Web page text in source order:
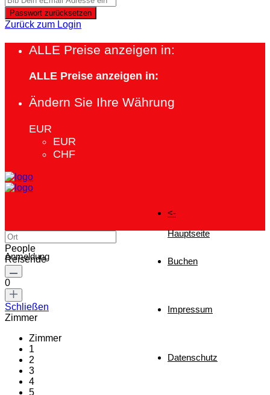
Passwort zurücksetzen
Zurück zum Login
ALLE Preise anzeigen in:
ALLE Preise anzeigen in:
Ändern Sie Ihre Währung
EUR
EUR
CHF
<-
Hauptseite
Buchen
Impressum
Datenschutz
Anmeldung
People
Reisende
0
Schließen
Zimmer
Zimmer
1
2
3
4
5